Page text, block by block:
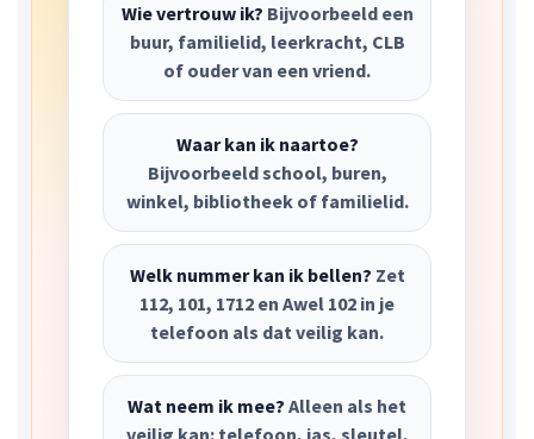
Wie vertrouw ik? Bijvoorbeeld een
buur, familielid, leerkracht, CLB
of ouder van een vriend.
Waar kan ik naartoe?
Bijvoorbeeld school, buren,
winkel, bibliotheek of familielid.
Welk nummer kan ik bellen? Zet
112, 101, 1712 en Awel 102 in je
telefoon als dat veilig kan.
Wat neem ik mee? Alleen als het